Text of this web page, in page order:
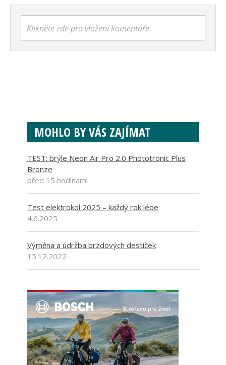
Klikněte zde pro vložení komentáře
MOHLO BY VÁS ZAJÍMAT
TEST: brýle Neon Air Pro 2.0 Phototronic Plus
Bronze
před 15 hodinami
Test elektrokol 2025 – každý rok lépe
4.6.2025
Výměna a údržba brzdových destiček
15.12.2022